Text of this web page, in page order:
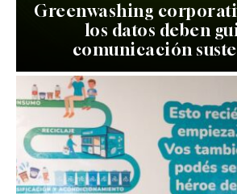
Greenwashing
los datos deben
comunicación